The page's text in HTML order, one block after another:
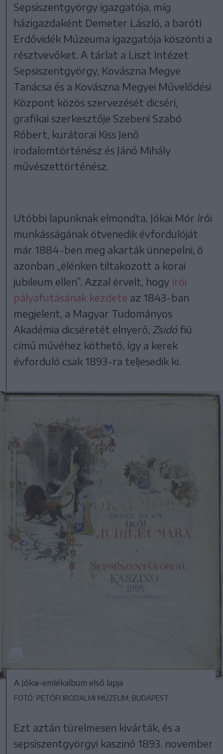
Sepsiszentgyörgy igazgatója, míg
házigazdaként Demeter László, a baróti
Erdővidék Múzeuma igazgatója köszönti a
résztvevőket. A tárlat a Liszt Intézet
Sepsiszentgyörgy, Kovászna Megye
Tanácsa és a Kovászna Megyei Művelődési
Központ közös szervezését dicséri,
grafikai szerkesztője Szebeni Szabó
Róbert, kurátorai Kiss Jenő
irodalomtörténész és Jánó Mihály
művészettörténész.
Utóbbi lapunknak elmondta, Jókai Mór írói
munkásságának ötvenedik évfordulóját
már 1884-ben meg akarták ünnepelni, ő
azonban „élénken tiltakozott a korai
jubileum ellen”. Azzal érvelt, hogy írói
pályafutásának kezdete az 1843-ban
megjelent, a Magyar Tudományos
Akadémia dicséretét elnyerő, Zsidófiú
című művéhez köthető, így a kerek
évforduló csak 1893-ra teljesedik ki.
A Jókai-emlékalbum első lapja
FOTÓ: PETŐFI IRODALMI MÚZEUM, BUDAPEST
Ezt aztán türelmesen kivárták, és a
sepsiszentgyörgyi kaszinó 1893. november